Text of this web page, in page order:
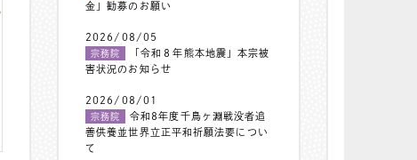
金」勧募のお願い
2026/08/05
宗務院
「令和８年熊本地震」本宗被
害状況のお知らせ
2026/08/01
宗務院
令和8年度千鳥ヶ淵戦没者追
善供養並世界立正平和祈願法要につい
て